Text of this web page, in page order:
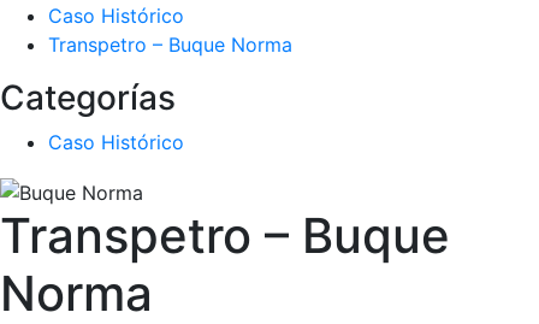
Caso Histórico
Transpetro – Buque Norma
Categorías
Caso Histórico
Transpetro – Buque
Norma